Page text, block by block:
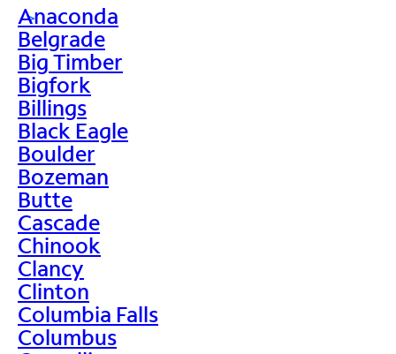
>
Anaconda
Belgrade
Big Timber
Bigfork
Billings
Black Eagle
Boulder
Bozeman
Butte
Cascade
Chinook
Clancy
Clinton
Columbia Falls
Columbus